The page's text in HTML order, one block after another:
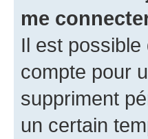
me
Il est possible
compte pour
suppriment
un certain